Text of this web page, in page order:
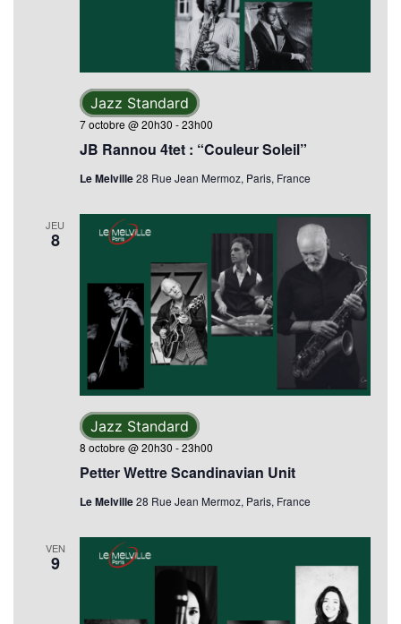
JB Rannou 4tet : “Couleur Soleil”
7 octobre @ 20h30 -23h00
Jazz Standard
Le Melville28 Rue Jean Mermoz, Paris, France
JEU
8
Petter Wettre Scandinavian Unit
8 octobre @ 20h30 -23h00
Jazz Standard
Le Melville28 Rue Jean Mermoz, Paris, France
VEN
9